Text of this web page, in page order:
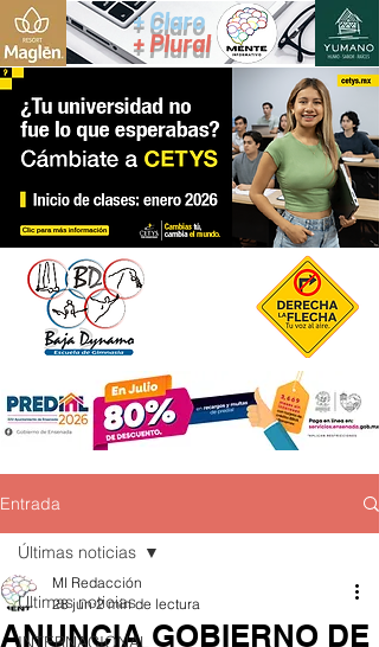
+ Claro
+ Plural
Entrada
Últimas noticias
INTERNACIONAL
Últimas noticias
ANUNCIA GOBIERNO DE
MI Redacción
28 jun 2 min de lectura